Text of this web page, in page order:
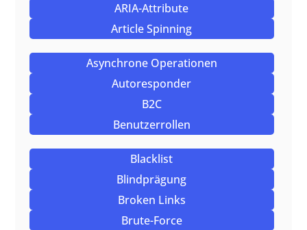
ARIA-Attribute
Article Spinning
Asynchrone Operationen
Autoresponder
B2C
Benutzerrollen
Blacklist
Blindprägung
Broken Links
Brute-Force